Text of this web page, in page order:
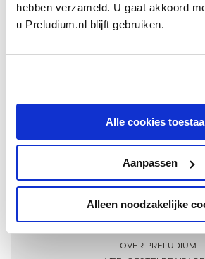
hebben verzameld. U gaat akkoord
u Preludium.nl blijft gebruiken.
Alle cookies
Aanpassen
Alleen noodzakelijke
Meer
OVER PRELUDIUM